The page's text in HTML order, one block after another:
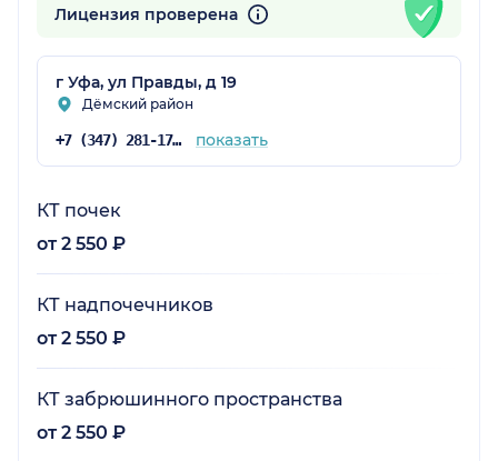
Лицензия проверена
г Уфа, ул Правды, д 19
Дёмский район
+7 (347) 281-17-66 показать
КТ почек
от 2 550 ₽
КТ надпочечников
от 2 550 ₽
КТ забрюшинного пространства
от 2 550 ₽